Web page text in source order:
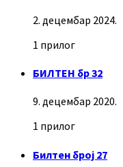
2. децембар 2024.
1 прилог
БИЛТЕН бр 32
9. децембар 2020.
1 прилог
Билтен број 27